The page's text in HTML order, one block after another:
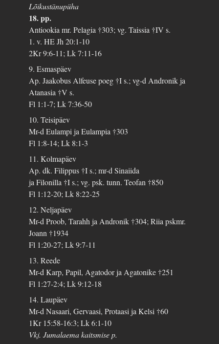
Lõikustänupüha
18. pp.
Antiookia mr. Pelagia †303; vg. Taissia †IV s.
1. v. HE Jh 20:1-10
2Kr 9:6-11; Lk 7:11-16
9. Esmaspäev
Ap. Jaakobus Alfeuse poeg †I s.; vg-d Andronik ja
Atanasia †V s.
Fl 1:1-7; Lk 7:36-50
10. Teisipäev
Mr-d Eulampi ja Eulampia †303
Fl 1:8-14; Lk 8:1-3
11. Kolmapäev
Ap. dk. Filippus †I s.; mr-d Sinaiida
ja Filonilla †I s.; vg. psk. tunn. Teofan †850
Fl 1:12-20; Lk 8:22-25
12. Neljapäev
Mr-d Proob, Tarahh ja Andronik †304; Riia pskmr.
Joann †1934
Fl 1:20-27; Lk 9:7-11
13. Reede
Mr-d Karp, Papil, Agatodor ja Agatonike †251
Fl 1:27-2:4; Lk 9:12-18
14. Laupäev
Mr-d Nasaari, Gervaasi, Protaasi ja Kelsi †60
1Kr 15:58-16:3; Lk 6:1-10
Vkj. Jumalaema kaitsmise p.